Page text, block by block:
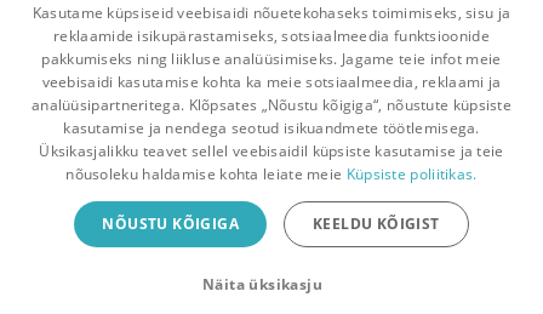
2 0 0 1
Pealehele Ostukorv Sõnumid Teated Konto
Raamatuvahetuse mobiiliäpp
Vaheta raamatuid veelgi mugavamalt!
Kasutame küpsiseid veebisaidi nõuetekohaseks toimimiseks, sisu ja
reklaamide isikupärastamiseks, sotsiaalmeedia funktsioonide
pakkumiseks ning liikluse analüüsimiseks. Jagame teie infot meie
veebisaidi kasutamise kohta ka meie sotsiaalmeedia, reklaami ja
analüüsipartneritega. Klõpsates „Nõustu kõigiga“, nõustute küpsiste
kasutamise ja nendega seotud isikuandmete töötlemisega.
Üksikasjalikku teavet sellel veebisaidil küpsiste kasutamise ja teie
nõusoleku haldamise kohta leiate meie Küpsiste poliitikas.
NÕUSTU KÕIGIGA KEELDU KÕIGIST
Näita üksikasju